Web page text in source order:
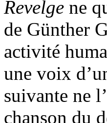
Revelge ne
de Günther
activité
une voix
suivante ne
chanson du